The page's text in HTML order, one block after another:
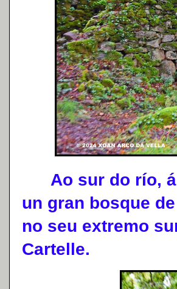
Ao sur do río, á
un gran bosque
no seu extremo
Cartelle.